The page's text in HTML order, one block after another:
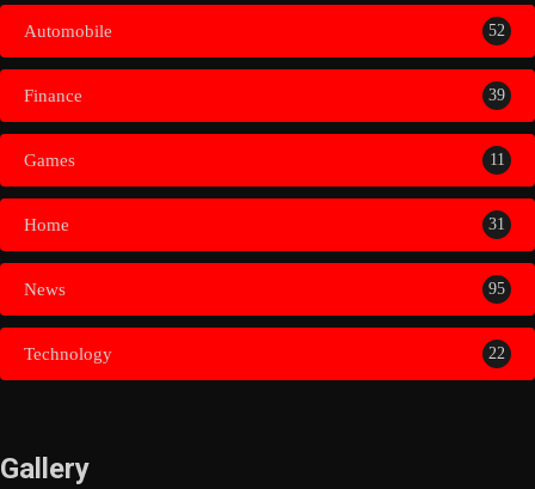
Automobile 52
Finance 39
Games 11
Home 31
News 95
Technology 22
Gallery